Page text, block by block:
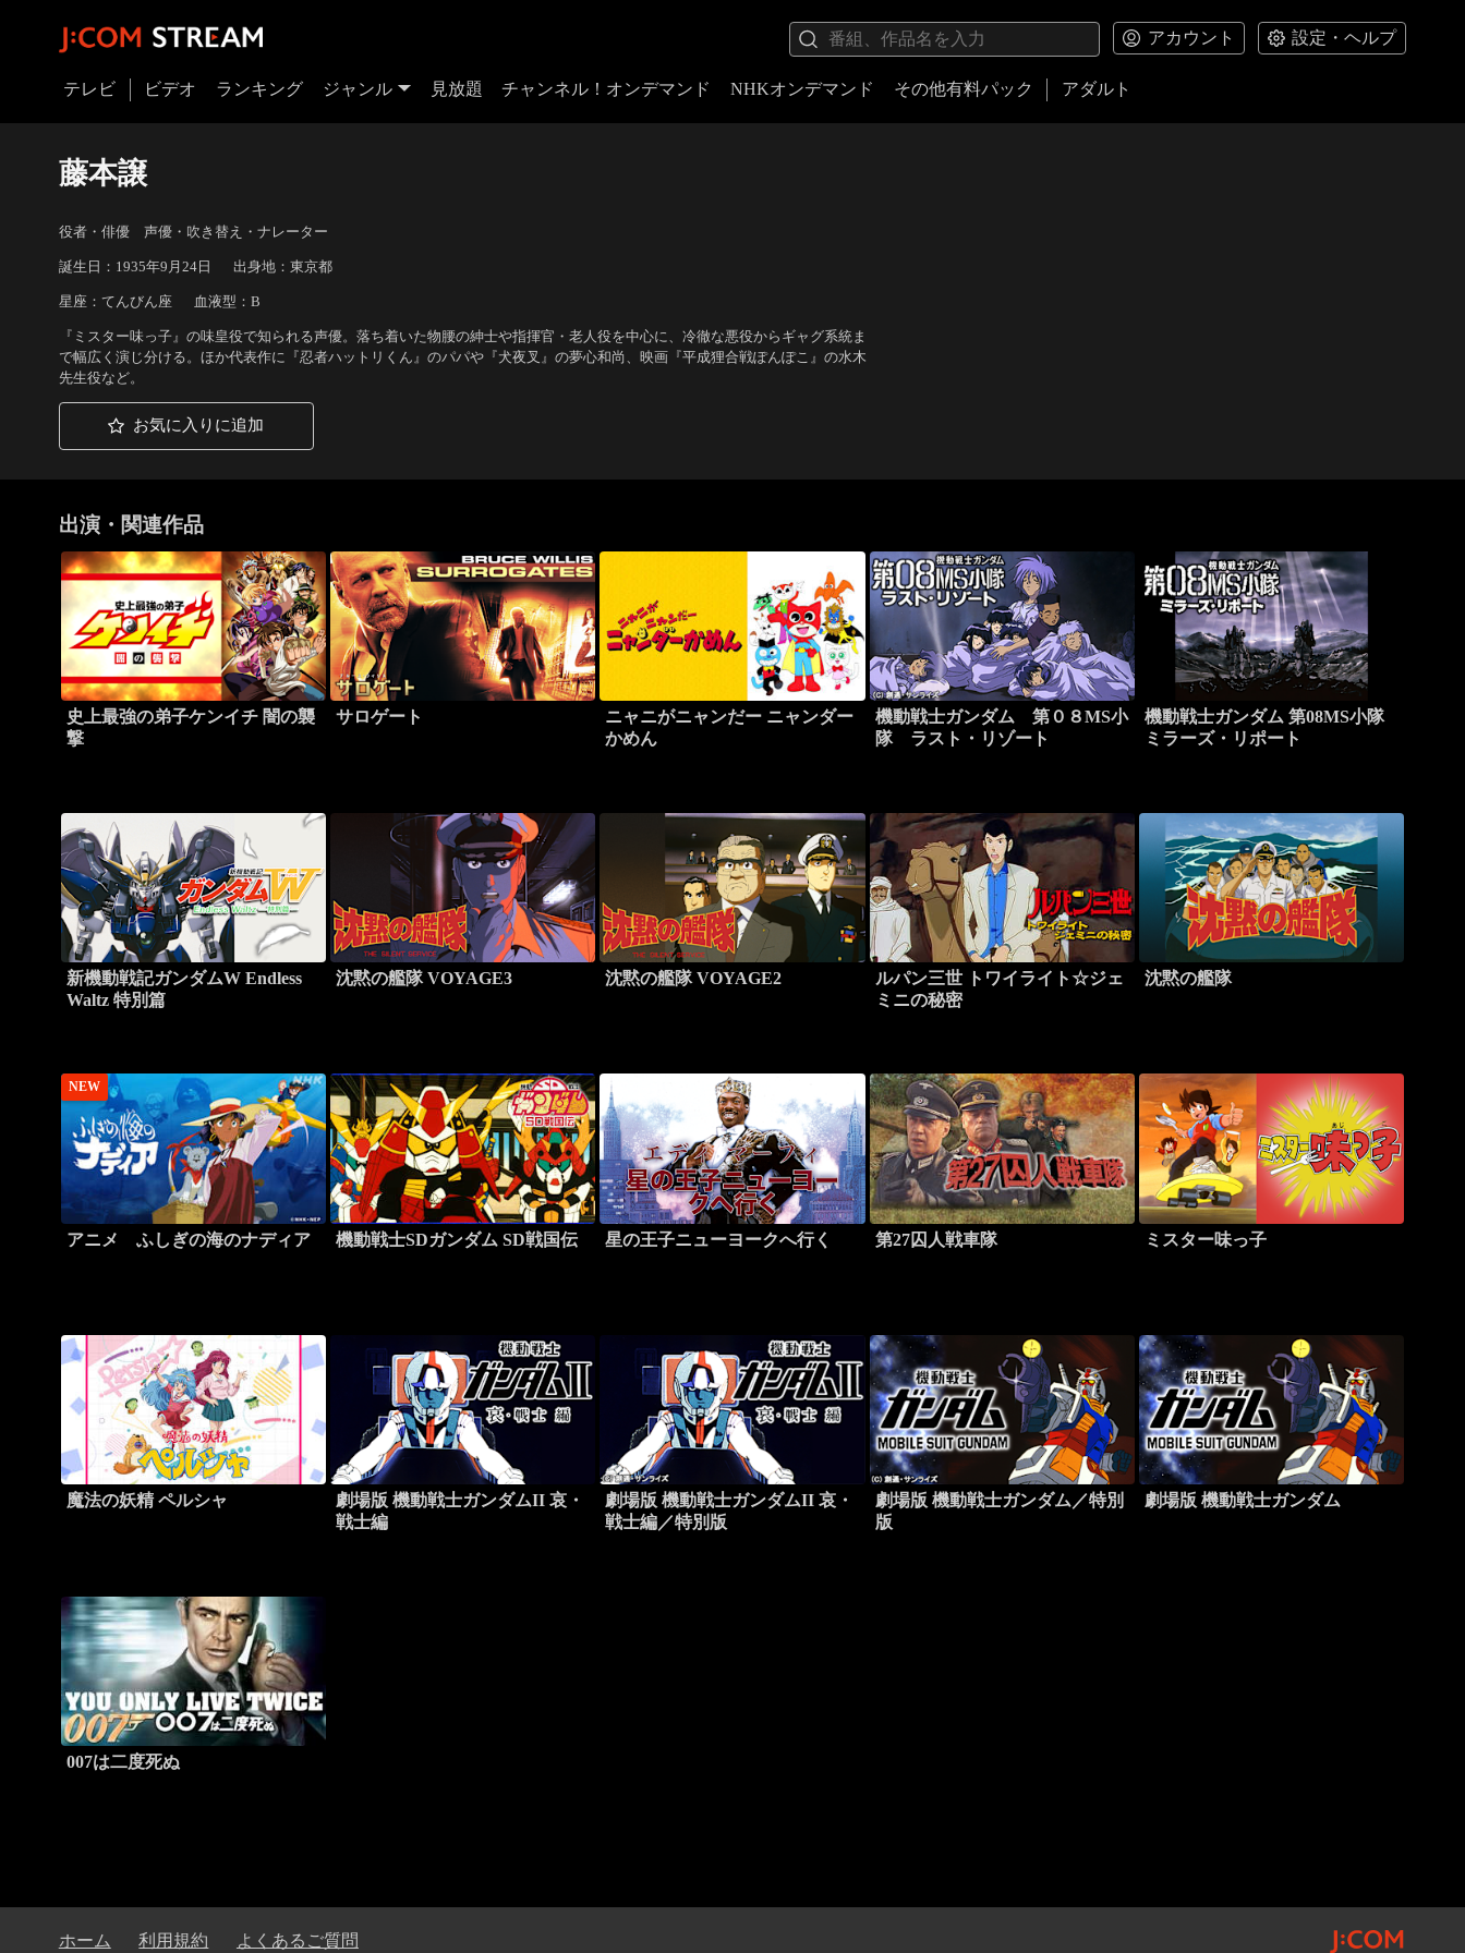
アカウント 設定・ヘルプ
テレビ ビデオ ランキング ジャンル 見放題 チャンネル！オンデマンド NHKオンデマンド その他有料パック アダルト
藤本譲
役者・俳優 声優・吹き替え・ナレーター
誕生日：1935年9月24日 出身地：東京都
星座：てんびん座 血液型：B
『ミスター味っ子』の味皇役で知られる声優。落ち着いた物腰の紳士や指揮官・老人役を中心に、冷徹な悪役からギャグ系統ま
で幅広く演じ分ける。ほか代表作に『忍者ハットリくん』のパパや『犬夜叉』の夢心和尚、映画『平成狸合戦ぽんぽこ』の水木
先生役など。
お気に入りに追加
出演・関連作品
史上最強の弟子ケンイチ 闇の襲
撃
サロゲート
ニャニがニャンだー ニャンダー
かめん
機動戦士ガンダム 第０８MS小
隊 ラスト・リゾート
機動戦士ガンダム 第08MS小隊
ミラーズ・リポート
新機動戦記ガンダムW Endless
Waltz 特別篇
沈黙の艦隊 VOYAGE3 沈黙の艦隊 VOYAGE2
ルパン三世 トワイライト☆ジェ
ミニの秘密
沈黙の艦隊
NEW
アニメ ふしぎの海のナディア 機動戦士SDガンダム SD戦国伝 星の王子ニューヨークへ行く 第27囚人戦車隊 ミスター味っ子
魔法の妖精 ペルシャ
劇場版 機動戦士ガンダムII 哀・
戦士編
劇場版 機動戦士ガンダムII 哀・
戦士編／特別版
劇場版 機動戦士ガンダム／特別
版
劇場版 機動戦士ガンダム
007は二度死ぬ
ホーム 利用規約 よくあるご質問